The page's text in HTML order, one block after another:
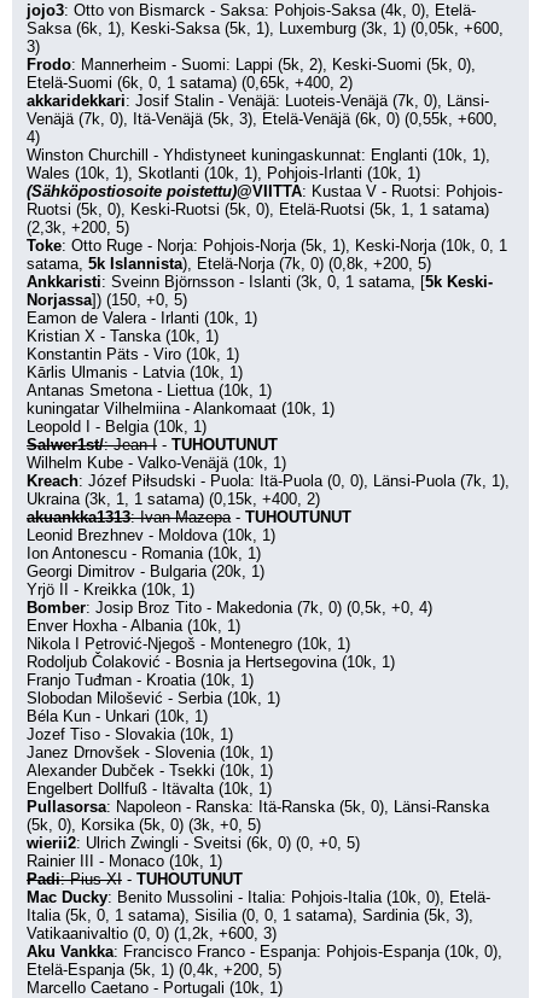
jojo3: Otto von Bismarck - Saksa: Pohjois-Saksa (4k, 0), Etelä-
Saksa (6k, 1), Keski-Saksa (5k, 1), Luxemburg (3k, 1) (0,05k, +600,
3)
Frodo: Mannerheim - Suomi: Lappi (5k, 2), Keski-Suomi (5k, 0),
Etelä-Suomi (6k, 0, 1 satama) (0,65k, +400, 2)
akkaridekkari: Josif Stalin - Venäjä: Luoteis-Venäjä (7k, 0), Länsi-
Venäjä (7k, 0), Itä-Venäjä (5k, 3), Etelä-Venäjä (6k, 0) (0,55k, +600,
4)
Winston Churchill - Yhdistyneet kuningaskunnat: Englanti (10k, 1),
Wales (10k, 1), Skotlanti (10k, 1), Pohjois-Irlanti (10k, 1)
(Sähköpostiosoite poistettu)@VIITTA: Kustaa V - Ruotsi: Pohjois-
Ruotsi (5k, 0), Keski-Ruotsi (5k, 0), Etelä-Ruotsi (5k, 1, 1 satama)
(2,3k, +200, 5)
Toke: Otto Ruge - Norja: Pohjois-Norja (5k, 1), Keski-Norja (10k, 0, 1
satama, 5k Islannista), Etelä-Norja (7k, 0) (0,8k, +200, 5)
Ankkaristi: Sveinn Björnsson - Islanti (3k, 0, 1 satama, [5k Keski-
Norjassa]) (150, +0, 5)
Eamon de Valera - Irlanti (10k, 1)
Kristian X - Tanska (10k, 1)
Konstantin Päts - Viro (10k, 1)
Kārlis Ulmanis - Latvia (10k, 1)
Antanas Smetona - Liettua (10k, 1)
kuningatar Vilhelmiina - Alankomaat (10k, 1)
Leopold I - Belgia (10k, 1)
Salwer1st/: Jean I - TUHOUTUNUT
Wilhelm Kube - Valko-Venäjä (10k, 1)
Kreach: Józef Piłsudski - Puola: Itä-Puola (0, 0), Länsi-Puola (7k, 1),
Ukraina (3k, 1, 1 satama) (0,15k, +400, 2)
akuankka1313: Ivan Mazepa - TUHOUTUNUT
Leonid Brezhnev - Moldova (10k, 1)
Ion Antonescu - Romania (10k, 1)
Georgi Dimitrov - Bulgaria (20k, 1)
Yrjö II - Kreikka (10k, 1)
Bomber: Josip Broz Tito - Makedonia (7k, 0) (0,5k, +0, 4)
Enver Hoxha - Albania (10k, 1)
Nikola I Petrović-Njegoš - Montenegro (10k, 1)
Rodoljub Čolaković - Bosnia ja Hertsegovina (10k, 1)
Franjo Tuđman - Kroatia (10k, 1)
Slobodan Milošević - Serbia (10k, 1)
Béla Kun - Unkari (10k, 1)
Jozef Tiso - Slovakia (10k, 1)
Janez Drnovšek - Slovenia (10k, 1)
Alexander Dubček - Tsekki (10k, 1)
Engelbert Dollfuß - Itävalta (10k, 1)
Pullasorsa: Napoleon - Ranska: Itä-Ranska (5k, 0), Länsi-Ranska
(5k, 0), Korsika (5k, 0) (3k, +0, 5)
wierii2: Ulrich Zwingli - Sveitsi (6k, 0) (0, +0, 5)
Rainier III - Monaco (10k, 1)
Padi: Pius XI - TUHOUTUNUT
Mac Ducky: Benito Mussolini - Italia: Pohjois-Italia (10k, 0), Etelä-
Italia (5k, 0, 1 satama), Sisilia (0, 0, 1 satama), Sardinia (5k, 3),
Vatikaanivaltio (0, 0) (1,2k, +600, 3)
Aku Vankka: Francisco Franco - Espanja: Pohjois-Espanja (10k, 0),
Etelä-Espanja (5k, 1) (0,4k, +200, 5)
Marcello Caetano - Portugali (10k, 1)